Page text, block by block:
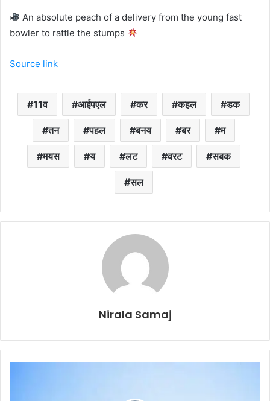
An absolute peach of a delivery from the young fast
bowler to rattle the stumps
Source link
11व आईपएल कर कहल डक
तन पहल बनय बर म
मयस य लट वरट सबक
सल
Nirala Samaj